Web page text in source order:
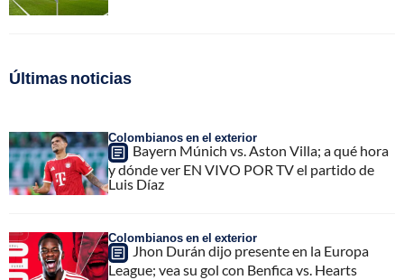
Últimas noticias
Colombianos en el exterior
Bayern Múnich vs. Aston Villa; a qué hora
y dónde ver EN VIVO POR TV el partido de
Luis Díaz
Colombianos en el exterior
Jhon Durán dijo presente en la Europa
League; vea su gol con Benfica vs. Hearts